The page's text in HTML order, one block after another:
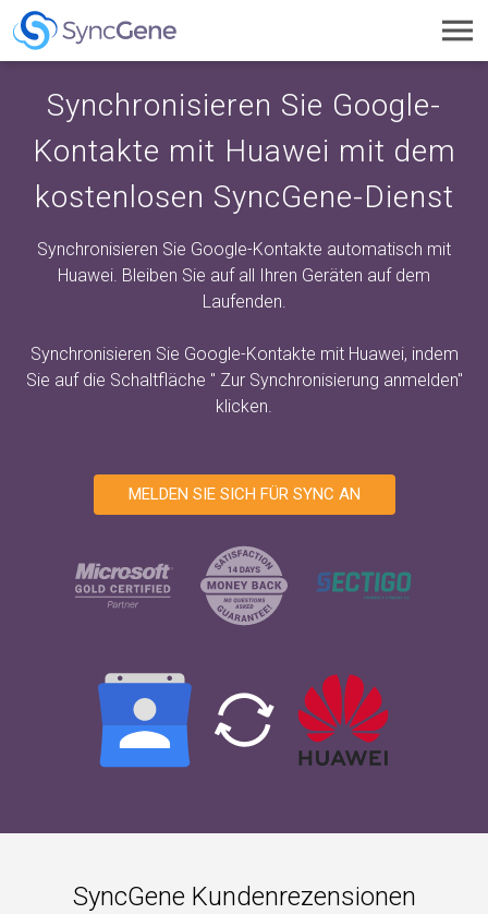
Synchronisieren Sie Google-
Kontakte mit Huawei mit dem
kostenlosen SyncGene-Dienst
Synchronisieren Sie Google-Kontakte automatisch mit
Huawei. Bleiben Sie auf all Ihren Geräten auf dem
Laufenden.
Synchronisieren Sie Google-Kontakte mit Huawei, indem
Sie auf die Schaltfläche " Zur Synchronisierung anmelden"
klicken.
MELDEN SIE SICH FÜR SYNC AN
SyncGene Kundenrezensionen